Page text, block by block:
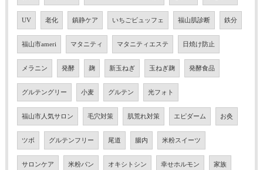
UV 老化 鎮静ケア いちごビュッフェ 福山肌診断 鉄分
福山市ameri マタニティ マタニティエステ 日焼け防止
メラニン 発酵 麹 新玉ねぎ 玉ねぎ麹 発酵食品
グルテングリー 小麦 グルテン 光フォト
福山市人気サロン 毛穴対策 肌荒れ対策 エピダーム お灸
ツボ グルテンフリー 尾道 腸内 米粉スイーツ
サロンケア 米粉パン オキシトシン 幸せホルモン 家族